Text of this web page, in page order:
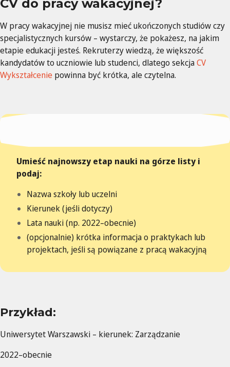
CV do pracy wakacyjnej?
W pracy wakacyjnej nie musisz mieć ukończonych studiów czy
specjalistycznych kursów – wystarczy, że pokażesz, na jakim
etapie edukacji jesteś. Rekruterzy wiedzą, że większość
kandydatów to uczniowie lub studenci, dlatego sekcjaCV
Wykształcenie powinna być krótka, ale czytelna.
Umieść najnowszy etap nauki na górze listy i
podaj:
Nazwa szkoły lub uczelni
Kierunek (jeśli dotyczy)
Lata nauki (np. 2022–obecnie)
(opcjonalnie) krótka informacja o praktykach lub
projektach, jeśli są powiązane z pracą wakacyjną
Przykład:
Uniwersytet Warszawski – kierunek: Zarządzanie
2022–obecnie